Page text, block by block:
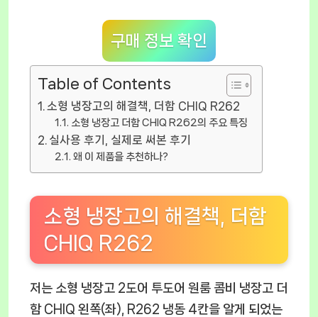
구매 정보 확인
Table of Contents
소형 냉장고의 해결책, 더함 CHIQ R262
소형 냉장고 더함 CHIQ R262의 주요 특징
실사용 후기, 실제로 써본 후기
왜 이 제품을 추천하나?
소형 냉장고의 해결책, 더함
CHIQ R262
저는 소형 냉장고 2도어 투도어 원룸 콤비 냉장고 더
함 CHIQ 왼쪽(좌), R262 냉동 4칸을 알게 되었는